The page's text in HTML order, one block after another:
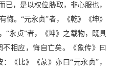
已，是以权位胁取，非心服也，
悔。“元永贞”者，《乾》《坤》
“永贞”者，《坤》之载物，既具
相应，悔自亡矣。《象传》曰
《比》《彖》亦曰“元永贞”，